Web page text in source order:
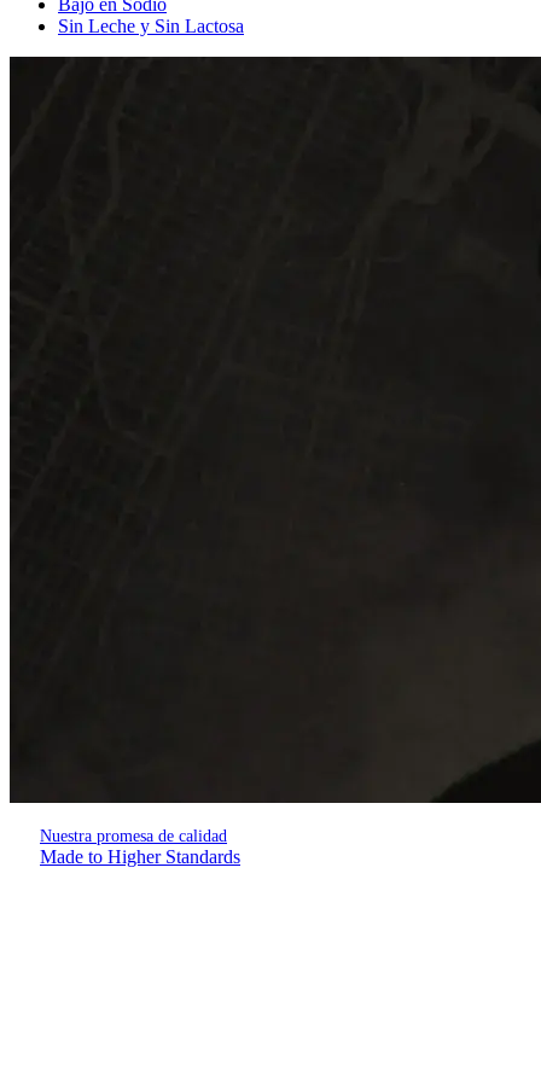
Sin Leche y Sin Lactosa
Nuestra promesa de calidad
Made to Higher Standards